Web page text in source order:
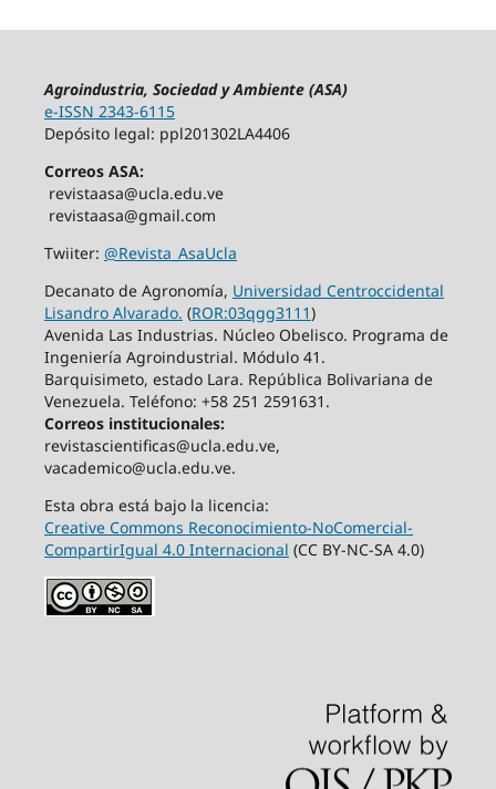
Agroindustria, Sociedad y Ambiente (ASA)
e-ISSN 2343-6115
Depósito legal: ppl201302LA4406
Correos ASA:
revistaasa@ucla.edu.ve
revistaasa@gmail.com
Twiiter: @Revista_AsaUcla
Decanato de Agronomía, Universidad Centroccidental
Lisandro Alvarado. (ROR:03qgg3111)
Avenida Las Industrias. Núcleo Obelisco. Programa de
Ingeniería Agroindustrial. Módulo 41.
Barquisimeto, estado Lara. República Bolivariana de
Venezuela. Teléfono: +58 251 2591631.
Correos institucionales:
revistascientificas@ucla.edu.ve,
vacademico@ucla.edu.ve.
Esta obra está bajo la licencia:
Creative Commons Reconocimiento-NoComercial-
CompartirIgual 4.0 Internacional (CC BY-NC-SA 4.0)